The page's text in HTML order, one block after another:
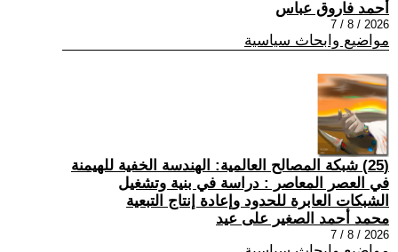
أحمد فاروق عباس
2026 / 8 / 7
مواضيع وابحاث سياسية
(25) شبكة المصالح العالمية: الهندسة الخفية للهيمنة
في العصر المعاصر : دراسة في بنية وتشغيل
الشبكات العابرة للحدود وإعادة إنتاج التبعية
محمد أحمد الصغير على عيد
2026 / 8 / 7